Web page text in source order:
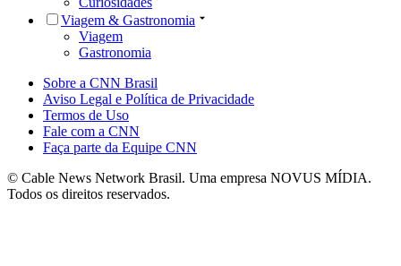
Viagem & Gastronomia
Viagem
Gastronomia
Sobre a CNN Brasil
Aviso Legal e Política de Privacidade
Termos de Uso
Fale com a CNN
Faça parte da Equipe CNN
© Cable News Network Brasil. Uma empresa NOVUS MÍDIA.
Todos os direitos reservados.